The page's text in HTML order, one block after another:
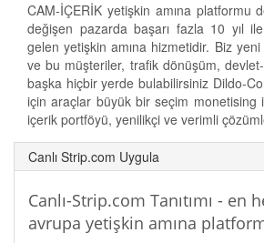
CAM-İÇERİK yetişkin amına platformu
değişen pazarda başarı fazla 10 yıl
gelen yetişkin amına hizmetidir. Biz yeni
ve bu müşteriler, trafik dönüşüm,
başka hiçbir yerde bulabilirsiniz Dildo-
için araçlar büyük bir seçim monetising
içerik portföyü, yenilikçi ve verimli
Canlı Strip.com Uygula
Canlı-Strip.com Tanıtımı - en
avrupa yetişkin amına